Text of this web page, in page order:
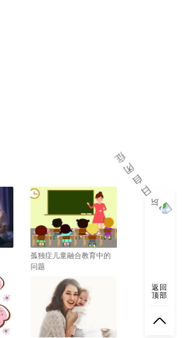
孤独症儿童融合教育中的
问题
返回
顶部